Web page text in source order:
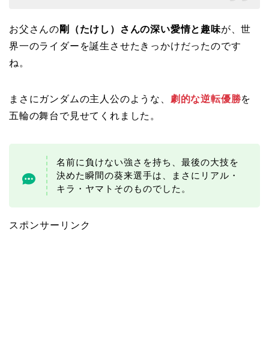
お父さんの剛（たけし）さんの深い愛情と趣味が、世
界一のライダーを誕生させたきっかけだったのです
ね。
まさにガンダムの主人公のような、 劇的な逆転優勝を
五輪の舞台で見せてくれました。
名前に負けない強さを持ち、最後の大技を
決めた瞬間の葵来選手は、まさにリアル・
キラ・ヤマトそのものでした。
スポンサーリンク